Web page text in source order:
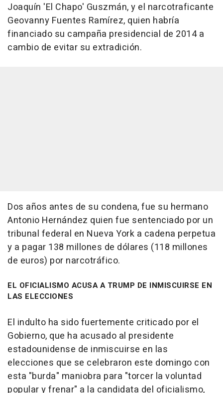
Joaquín 'El Chapo' Guszmán, y el narcotraficante
Geovanny Fuentes Ramírez, quien habría
financiado su campaña presidencial de 2014 a
cambio de evitar su extradición.
Dos años antes de su condena, fue su hermano
Antonio Hernández quien fue sentenciado por un
tribunal federal en Nueva York a cadena perpetua
y a pagar 138 millones de dólares (118 millones
de euros) por narcotráfico.
EL OFICIALISMO ACUSA A TRUMP DE INMISCUIRSE EN
LAS ELECCIONES
El indulto ha sido fuertemente criticado por el
Gobierno, que ha acusado al presidente
estadounidense de inmiscuirse en las
elecciones que se celebraron este domingo con
esta "burda" maniobra para "torcer la voluntad
popular y frenar" a la candidata del oficialismo,